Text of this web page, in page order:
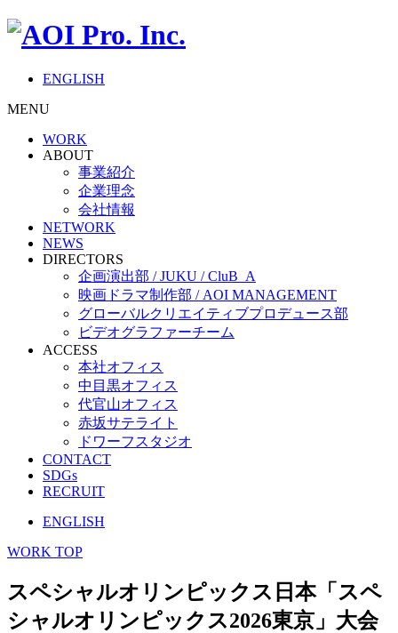
ENGLISH
MENU
WORK
ABOUT
事業紹介
企業理念
会社情報
NETWORK
NEWS
DIRECTORS
企画演出部 / JUKU / CluB_A
映画ドラマ制作部 / AOI MANAGEMENT
グローバルクリエイティブプロデュース部
ビデオグラファーチーム
ACCESS
本社オフィス
中目黒オフィス
代官山オフィス
赤坂サテライト
ドワーフスタジオ
CONTACT
SDGs
RECRUIT
ENGLISH
WORK TOP
スペシャルオリンピックス日本「スペ
シャルオリンピックス2026東京」大会